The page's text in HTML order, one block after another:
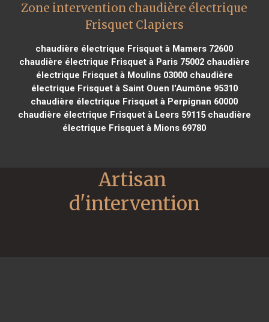
Zone intervention chaudière électrique
Frisquet Clapiers
chaudière électrique Frisquet à Mamers 72600
chaudière électrique Frisquet à Paris 75002chaudière
électrique Frisquet à Moulins 03000chaudière
électrique Frisquet à Saint Ouen l'Aumône 95310
chaudière électrique Frisquet à Perpignan 60000
chaudière électrique Frisquet à Leers 59115chaudière
électrique Frisquet à Mions 69780
Artisan
d'intervention